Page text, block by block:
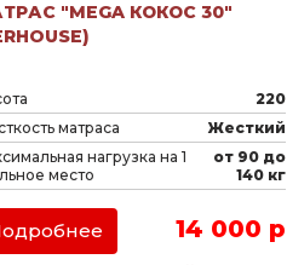
"MEGA КОКОС 30"
220
матраса
Жесткий
нагрузка на 1
место
от 90 до
140 кг
14 000 р